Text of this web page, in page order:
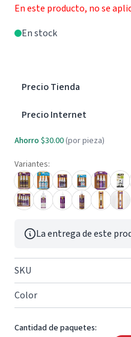
En este producto, no se
En stock
Precio Tienda
Precio Internet
Ahorro $30.00 (por pieza)
Variantes:
La entrega de este
SKU
Color
Cantidad de paquetes: